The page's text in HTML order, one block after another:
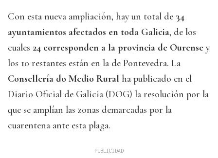
Con esta nueva ampliación, hay un total de 34
ayuntamientos afectados en toda Galicia, de los
cuales 24 corresponden a la provincia de Ourense y
los 10 restantes están en la de Pontevedra. La
Consellería do Medio Rural ha publicado en el
Diario Oficial de Galicia (DOG) la resolución por la
que se amplían las zonas demarcadas por la
cuarentena ante esta plaga.